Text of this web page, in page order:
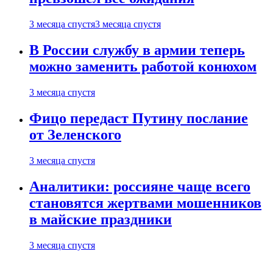
3 месяца спустя3 месяца спустя
В России службу в армии теперь
можно заменить работой конюхом
3 месяца спустя
Фицо передаст Путину послание
от Зеленского
3 месяца спустя
Аналитики: россияне чаще всего
становятся жертвами мошенников
в майские праздники
3 месяца спустя